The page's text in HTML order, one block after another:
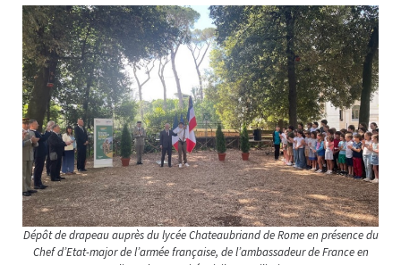
Dépôt de drapeau auprès du lycée Chateaubriand de Rome en présence du
Chef d’Etat-major de l’armée française, de l’ambassadeur de France en